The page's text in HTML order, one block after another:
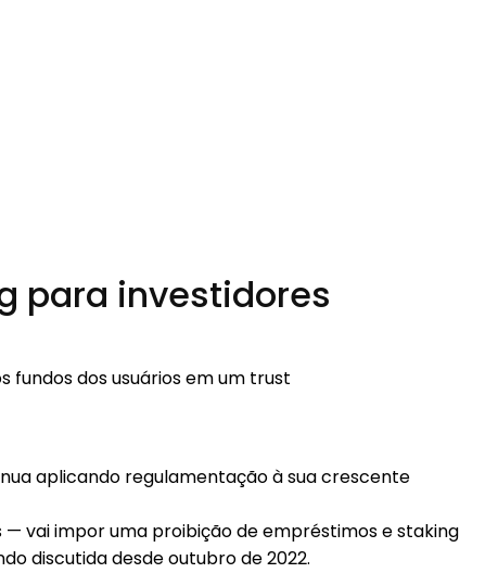
para investidores
dos usuários em um trust
aplicando regulamentação à sua crescente
vai impor uma proibição de empréstimos e staking
discutida desde outubro de 2022.